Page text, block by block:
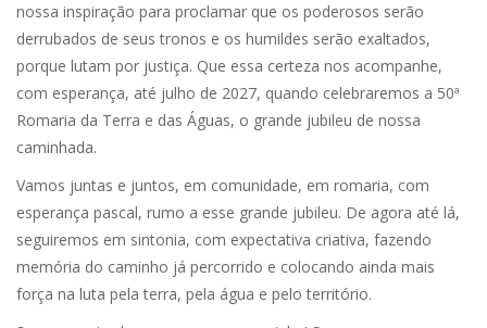
nossa inspiração para proclamar que os poderosos serão
derrubados de seus tronos e os humildes serão exaltados,
porque lutam por justiça. Que essa certeza nos acompanhe,
com esperança, até julho de 2027, quando celebraremos a 50ª
Romaria da Terra e das Águas, o grande jubileu de nossa
caminhada.
Vamos juntas e juntos, em comunidade, em romaria, com
esperança pascal, rumo a esse grande jubileu. De agora até lá,
seguiremos em sintonia, com expectativa criativa, fazendo
memória do caminho já percorrido e colocando ainda mais
força na luta pela terra, pela água e pelo território.